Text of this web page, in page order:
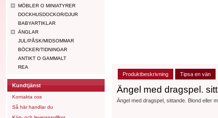
MÖBLER O MINIATYRER
DOCKHUSDOCKOR/DJUR
BABYARTIKLAR
ÄNGLAR
JUL/PÅSK/MIDSOMMAR
BÖCKER/TIDNINGAR
ANTIKT O GAMMALT
REA
Kundtjänst
Kontakta oss
Så här handlar du
Produktbeskrivning Tipsa en vän
Ängel med dragspel.
Ängel med dragspel, sittande. Blond eller